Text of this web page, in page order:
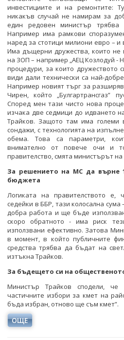
инвестициите и на ремонтите:
никакъв случай не намирам за
един редовен министър трябва
Например има рамкови
наред за стотици милиони евро – и
Има дъщерни дружества, които не
на ЗОП – например „АЕЦ Козлодуй -
процедури, за които дружеството
види дали технически са най-
Например новият търг за
Чирен, който „Булгартрансгаз”
Според мен тази чисто нова
изчака две седмици до идването
Трайков. Защото там има големи
сондажи, с технологията на
обема. Това са параметри,
внимателно от повече очи и
правителство, смята министърът на
За решението на МС да върне
бюджета
Логиката на правителството е,
седейки в ББР, тази колосална
добра работа и ще бъде
скоро обратното - има риск
използвани ефективно. Затова
в момент, в който публичните
средства трябва да бъдат на
изтъкна Трайков.
За бъдещето си на
Министър Трайков сподели,
частичните избори за кмет на
бъда избран, отново ще съм кмет”.
ОЩЕ